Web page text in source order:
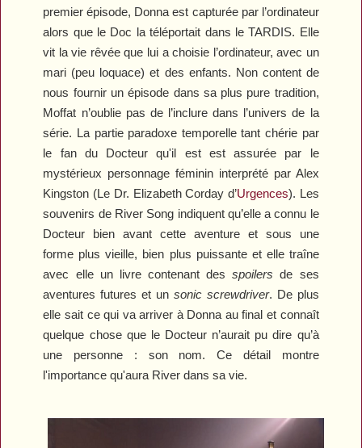
premier épisode, Donna est capturée par l’ordinateur
alors que le Doc la téléportait dans le TARDIS. Elle
vit la vie rêvée que lui a choisie l’ordinateur, avec un
mari (peu loquace) et des enfants. Non content de
nous fournir un épisode dans sa plus pure tradition,
Moffat n’oublie pas de l’inclure dans l’univers de la
série. La partie paradoxe temporelle tant chérie par
le fan du Docteur qu'il est est assurée par le
mystérieux personnage féminin interprété par Alex
Kingston (Le Dr. Elizabeth Corday d’Urgences). Les
souvenirs de River Song indiquent qu’elle a connu le
Docteur bien avant cette aventure et sous une
forme plus vieille, bien plus puissante et elle traîne
avec elle un livre contenant desspoilers de ses
aventures futures et un sonic screwdriver. De plus
elle sait ce qui va arriver à Donna au final et connaît
quelque chose que le Docteur n’aurait pu dire qu’à
une personne : son nom. Ce détail montre
l'importance qu'aura River dans sa vie.